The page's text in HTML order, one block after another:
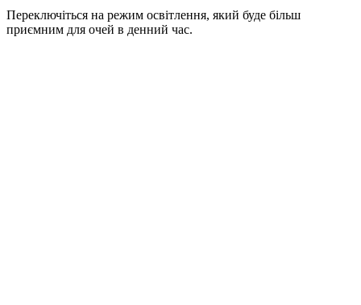
Переключіться на режим освітлення, який буде більш
приємним для очей в денний час.